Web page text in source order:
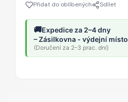
Přidat do oblíbených Sdílet
🚚Expedice za 2–4 dny
– Zásilkovna - výdejní místo
(Doručení za 2–3 prac. dní)